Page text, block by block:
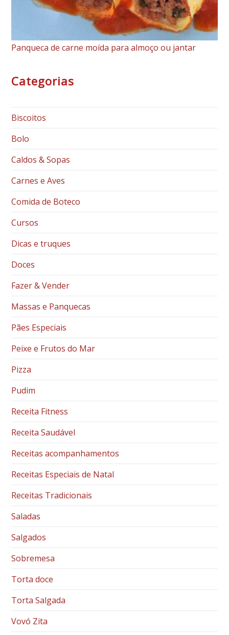
Panqueca de carne moída para almoço ou jantar
Categorias
Biscoitos
Bolo
Caldos & Sopas
Carnes e Aves
Comida de Boteco
Cursos
Dicas e truques
Doces
Fazer & Vender
Massas e Panquecas
Pães Especiais
Peixe e Frutos do Mar
Pizza
Pudim
Receita Fitness
Receita Saudável
Receitas acompanhamentos
Receitas Especiais de Natal
Receitas Tradicionais
Saladas
Salgados
Sobremesa
Torta doce
Torta Salgada
Vovó Zita